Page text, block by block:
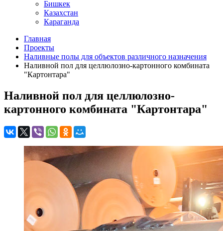
Бишкек
Казахстан
Караганда
Главная
Проекты
Наливные полы для объектов различного назначения
Наливной пол для целлюлозно-картонного комбината
"Картонтара"
Наливной пол для целлюлозно-
картонного комбината "Картонтара"